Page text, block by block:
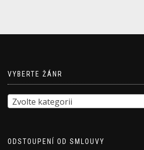
VYBERTE ŽÁNR
Zvolte kategorii
ODSTOUPENÍ OD SMLOUVY